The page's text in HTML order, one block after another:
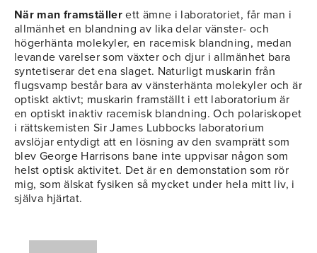
När man framställer ett ämne i laboratoriet, får man i
allmänhet en blandning av lika delar vänster- och
högerhänta molekyler, en racemisk blandning, medan
levande varelser som växter och djur i allmänhet bara
syntetiserar det ena slaget. Naturligt muskarin från
flugsvamp består bara av vänsterhänta molekyler och är
optiskt aktivt; muskarin framställt i ett laboratorium är
en optiskt inaktiv racemisk blandning. Och polariskopet
i rättskemisten Sir James Lubbocks laboratorium
avslöjar entydigt att en lösning av den svamprätt som
blev George Harrisons bane inte uppvisar någon som
helst optisk aktivitet. Det är en demonstation som rör
mig, som älskat fysiken så mycket under hela mitt liv, i
själva hjärtat.